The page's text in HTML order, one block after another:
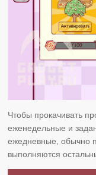
Чтобы прокачивать
еженедельные и
ежедневные, обычно
выполняются